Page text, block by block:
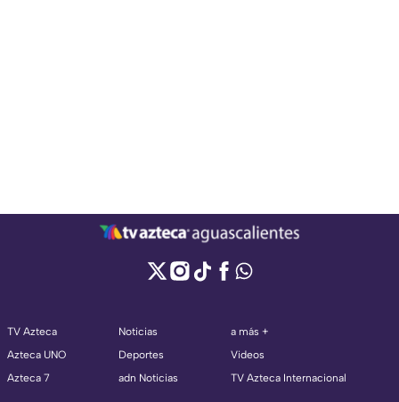
TV Azteca
Azteca UNO
Azteca 7
Noticias
Deportes
adn Noticias
a más +
Videos
TV Azteca Internacional